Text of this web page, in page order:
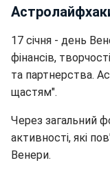
17 січня - день
фінансів,
та партнерства.
щастям".
Через загальний
активності, які
Венери.